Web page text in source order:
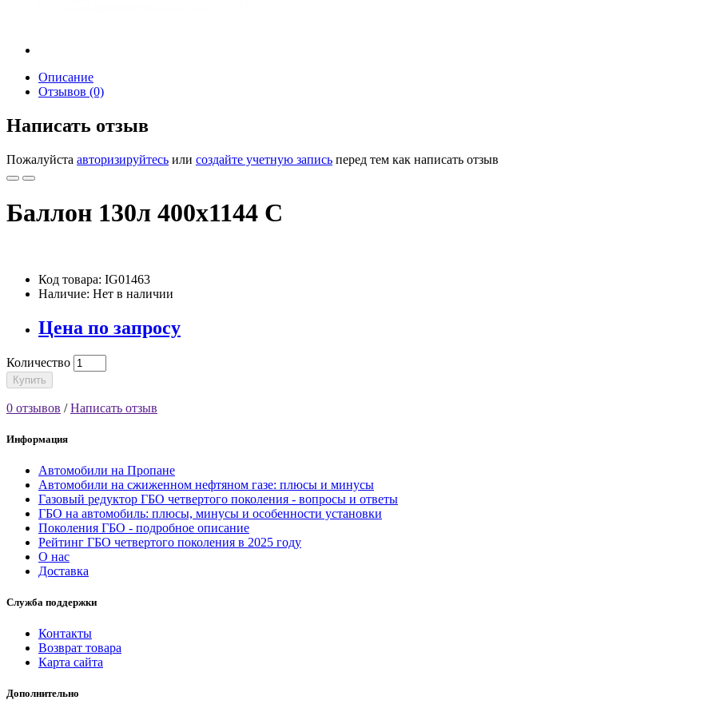
Описание
Отзывов (0)
Написать отзыв
Пожалуйста авторизируйтесь или создайте учетную запись перед тем как написать отзыв
Баллон 130л 400х1144 С
Код товара: IG01463
Наличие: Нет в наличии
Цена по запросу
Количество
Купить
0 отзывов /Написать отзыв
Информация
Автомобили на Пропане
Автомобили на сжиженном нефтяном газе: плюсы и минусы
Газовый редуктор ГБО четвертого поколения - вопросы и ответы
ГБО на автомобиль: плюсы, минусы и особенности установки
Поколения ГБО - подробное описание
Рейтинг ГБО четвертого поколения в 2025 году
О нас
Доставка
Служба поддержки
Контакты
Возврат товара
Карта сайта
Дополнительно